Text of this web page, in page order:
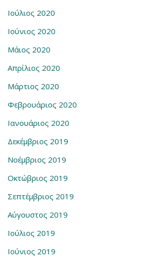
Ιούλιος 2020
Ιούνιος 2020
Μάιος 2020
Απρίλιος 2020
Μάρτιος 2020
Φεβρουάριος 2020
Ιανουάριος 2020
Δεκέμβριος 2019
Νοέμβριος 2019
Οκτώβριος 2019
Σεπτέμβριος 2019
Αύγουστος 2019
Ιούλιος 2019
Ιούνιος 2019